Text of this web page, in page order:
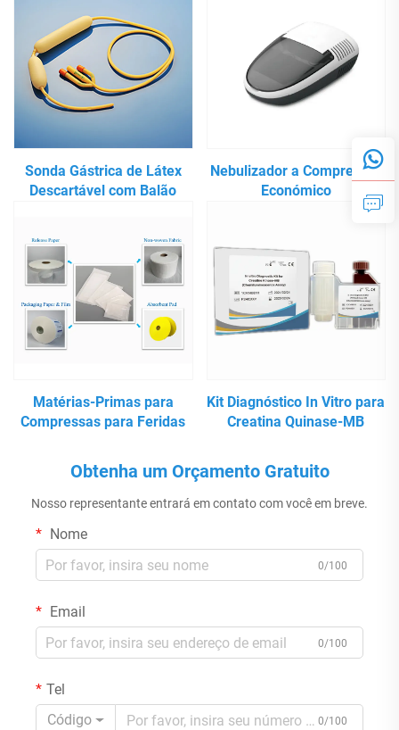
Sonda Gástrica de Látex
Descartável com Balão
Nebulizador a Compressor
Económico
Matérias-Primas para
Compressas para Feridas
Kit Diagnóstico In Vitro para
Creatina Quinase-MB
Obtenha um Orçamento Gratuito
Nosso representante entrará em contato com você em breve.
Nome
0/100
Email
0/100
Tel
Código
0/100